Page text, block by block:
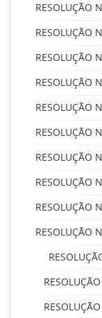
RESOLUÇÃO
RESOLUÇÃO
RESOLUÇÃO
RESOLUÇÃO
RESOLUÇÃO
RESOLUÇÃO
RESOLUÇÃO
RESOLUÇÃO
RESOLUÇÃO
RESOLUÇÃO